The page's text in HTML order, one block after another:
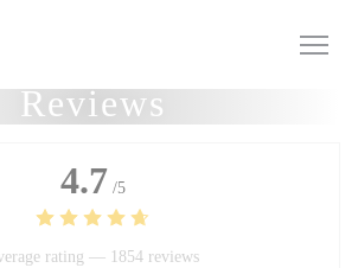
Reviews
4.7 /5
rating — 1854 reviews